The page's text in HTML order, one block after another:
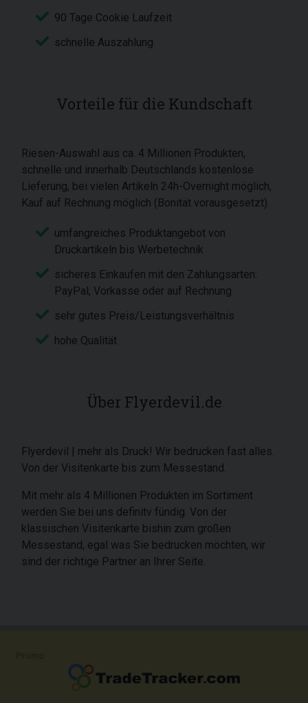
90 Tage Cookie Laufzeit
schnelle Auszahlung
Vorteile für die Kundschaft
Riesen-Auswahl aus ca. 4 Millionen Produkten,
schnelle und innerhalb Deutschlands kostenlose
Lieferung, bei vielen Artikeln 24h-Overnight möglich,
Kauf auf Rechnung möglich (Bonität vorausgesetzt).
umfangreiches Produktangebot von
Druckartikeln bis Werbetechnik
sicheres Einkaufen mit den Zahlungsarten:
PayPal, Vorkasse oder auf Rechnung
sehr gutes Preis/Leistungsverhältnis
hohe Qualität
Über Flyerdevil.de
Flyerdevil | mehr als Druck! Wir bedrucken fast alles.
Von der Visitenkarte bis zum Messestand.
Mit mehr als 4 Millionen Produkten im Sortiment
werden Sie bei uns definitv fündig. Von der
klassischen Visitenkarte bishin zum großen
Messestand, egal was Sie bedrucken möchten, wir
sind der richtige Partner an Ihrer Seite.